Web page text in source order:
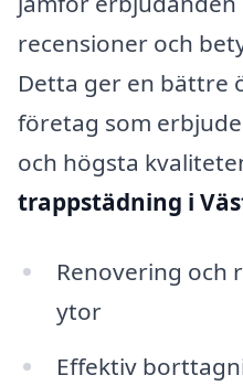
recensioner och
Detta ger en bättre
företag som
och högsta
trappstädning i
Renovering och
ytor
Effektiv